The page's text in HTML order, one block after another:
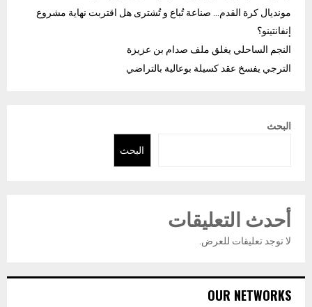
مونديال كرة القدم… صناعة تُباع و تُشترى هل اقتربت نهاية مشروع
إنفانتينو؟
النجم الساحلي يغلق ملف صدام بن عزيزة
الترجي يفسخ عقد كسيلة بوعالية بالتراضي
البحث
البحث
أحدث التعليقات
لا توجد تعليقات للعرض.
OUR NETWORKS